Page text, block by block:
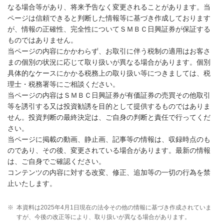
なる場合等があり、将来予告なく変更されることがあります。当
ページは信頼できると判断した情報等に基づき作成しております
が、情報の正確性、完全性についてＳＭＢＣ日興証券が保証する
ものではありません。
当ページの内容にかかわらず、お取引に伴う税制の適用はお客さ
まの個別の状況に応じて取り扱いが異なる場合があります。個別
具体的なケースにかかる税務上の取り扱い等につきましては、税
理士・税務署等にご相談ください。
当ページの内容はＳＭＢＣ日興証券が有価証券の売買その他取引
等を誘引する又は投資勧誘を目的として提供するものではありま
せん。投資判断の最終決定は、ご自身の判断と責任で行ってくだ
さい。
当ページに掲載の動画、静止画、記事等の情報は、収録時点のも
のであり、その後、変更されている場合があります。最新の情報
は、ご自身でご確認ください。
コンテンツの内容に対する改変、修正、追加等の一切の行為を禁
止いたします。
※ 本資料は2025年4月1日現在の法令その他の情報に基づき作成されていま
すが、今後の改正等により、取り扱いが異なる場合があります。